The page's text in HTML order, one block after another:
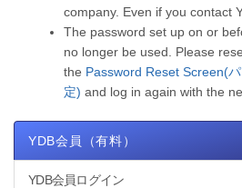
company. Even if you contact
The password set up on or
no longer be used. Please
the Password Reset Screen(
定) and log in again with the
YDB会員（有料）
YDB会員ログイン